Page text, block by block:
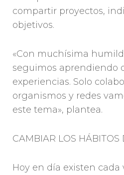
compartir proyectos,
objetivos.
«Con muchísima
seguimos aprendiendo
experiencias. Solo
organismos y redes
este tema», plantea.
CAMBIAR LOS HÁBITOS
Hoy en día existen